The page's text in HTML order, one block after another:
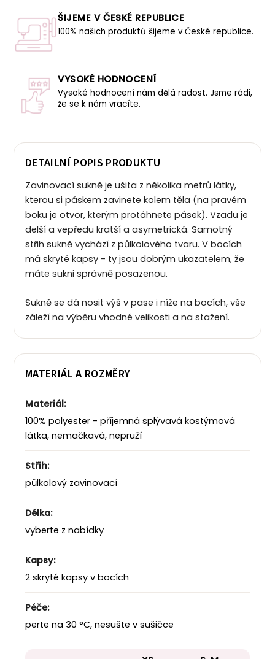
ŠIJEME V ČESKÉ REPUBLICE
100% našich produktů šijeme v České republice.
VYSOKÉ HODNOCENÍ
Vysoké hodnocení nám dělá radost. Jsme rádi,
že se k nám vracíte.
DETAILNÍ POPIS PRODUKTU
Zavinovací sukně je ušita z několika metrů látky,
kterou si páskem zavinete kolem těla (na pravém
boku je otvor, kterým protáhnete pásek). Vzadu je
delší a vepředu kratší a asymetrická. Samotný
střih sukně vychází z půlkolového tvaru. V bocích
má skryté kapsy - ty jsou dobrým ukazatelem, že
máte sukni správně posazenou.
Sukně se dá nosit výš v pase i níže na bocích, vše
záleží na výběru vhodné velikosti a na stažení.
MATERIÁL A ROZMĚRY
Materiál:
100% polyester - příjemná splývavá kostýmová
látka, nemačkavá, nepruží
Střih:
půlkolový zavinovací
Délka:
vyberte z nabídky
Kapsy:
2 skryté kapsy v bocích
Péče:
perte na 30 °C, nesušte v sušičce